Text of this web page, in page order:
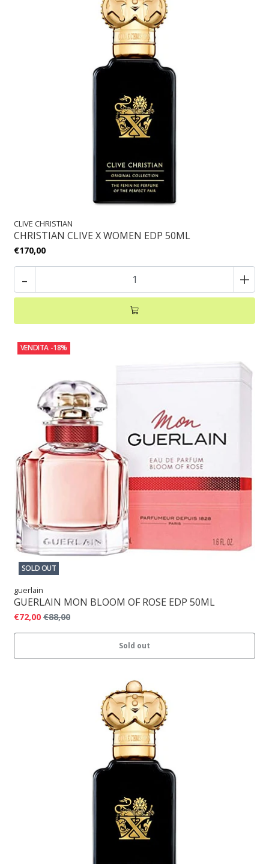
CLIVE CHRISTIAN
CHRISTIAN CLIVE X WOMEN EDP 50ML
€170,00
- +
VENDITA -18%
SOLD OUT
guerlain
GUERLAIN MON BLOOM OF ROSE EDP 50ML
€72,00 €88,00
Sold out